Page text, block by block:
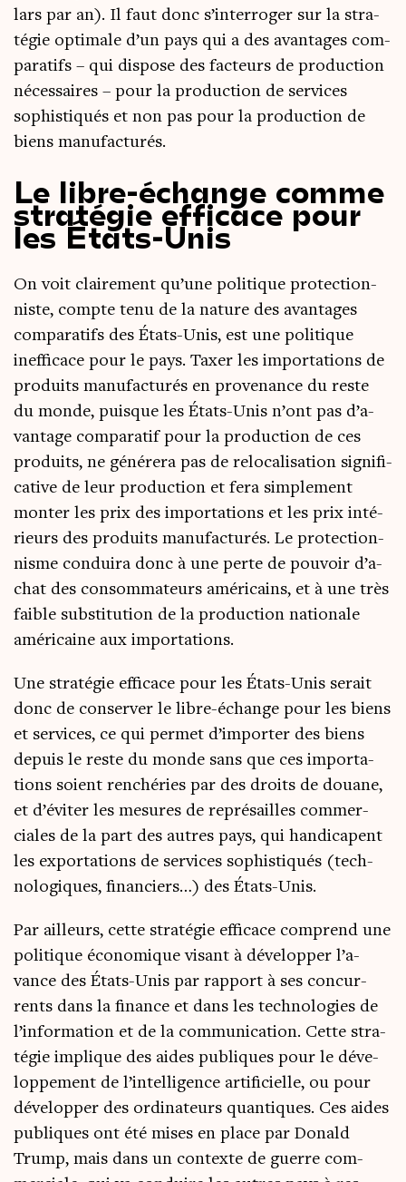
lars par an). Il faut donc s’in­ter­ro­ger sur la stra­
té­gie opti­male d’un pays qui a des avan­tages com­
pa­ra­tifs – qui dis­pose des fac­teurs de pro­duc­tion
néces­saires – pour la pro­duc­tion de ser­vices
sophis­ti­qués et non pas pour la pro­duc­tion de
biens manufacturés.
Le libre-échange comme
stratégie efficace pour
les États-Unis
On voit clai­re­ment qu’une poli­tique pro­tec­tion­
niste, compte tenu de la nature des avan­tages
com­pa­ra­tifs des États-Unis, est une poli­tique
inef­fi­cace pour le pays. Taxer les impor­ta­tions de
pro­duits manu­fac­tu­rés en pro­ve­nance du reste
du monde, puisque les États-Unis n’ont pas d’a­
van­tage com­pa­ra­tif pour la pro­duc­tion de ces
pro­duits, ne géné­re­ra pas de relo­ca­li­sa­tion signi­fi­
ca­tive de leur pro­duc­tion et fera sim­ple­ment
mon­ter les prix des impor­ta­tions et les prix inté­
rieurs des pro­duits manu­fac­tu­rés. Le pro­tec­tion­
nisme condui­ra donc à une perte de pou­voir d’a­
chat des consom­ma­teurs amé­ri­cains, et à une très
faible sub­sti­tu­tion de la pro­duc­tion natio­nale
amé­ri­caine aux importations.
Une stra­té­gie effi­cace pour les États-Unis serait
donc de conser­ver le libre-échange pour les biens
et ser­vices, ce qui per­met d’im­por­ter des biens
depuis le reste du monde sans que ces impor­ta­
tions soient ren­ché­ries par des droits de douane,
et d’é­vi­ter les mesures de repré­sailles com­mer­
ciales de la part des autres pays, qui han­di­capent
les expor­ta­tions de ser­vices sophis­ti­qués (tech­
no­lo­giques, finan­ciers…) des États-Unis.
Par ailleurs, cette stra­té­gie effi­cace com­prend une
poli­tique éco­no­mique visant à déve­lop­per l’a­
vance des États-Unis par rap­port à ses concur­
rents dans la finance et dans les tech­no­lo­gies de
l’in­for­ma­tion et de la com­mu­ni­ca­tion. Cette stra­
té­gie implique des aides publiques pour le déve­
lop­pe­ment de l’in­tel­li­gence arti­fi­cielle, ou pour
déve­lop­per des ordi­na­teurs quan­tiques. Ces aides
publiques ont été mises en place par Donald
Trump, mais dans un contexte de guerre com­